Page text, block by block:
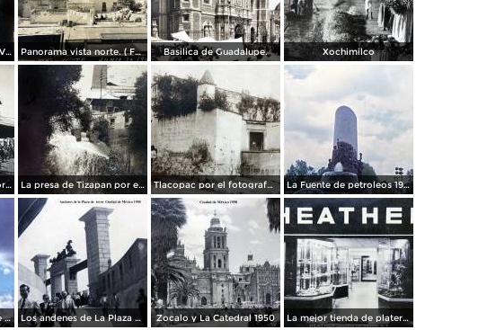
Patio del colegio de las Vizcainas por el fotografo Hugo Brehme. Panorama vista norte. ( Fechada el 20 de Junio de 1905 ). Basilica de Guadalupe. Xochimilco
Mercado de San Juan por el fotografo Felix Miret La presa de Tizapan por el fotografo Fernando Kososky. ( Circulada el 22 de Diembre de 1910 ). Tlacopac por el fotografo Hugo Brehme. La Fuente de petroleos 1950.
Un edificio por Paseo de La Reforma 1950 Los andenes de La Plaza de toros Ciudad de México 1950 Zocalo y La Catedral 1950 La mejor tienda de plateria.